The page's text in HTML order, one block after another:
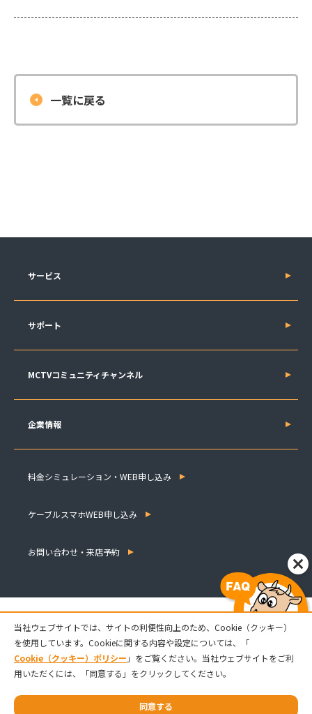
一覧に戻る
サービス
サポート
MCTVコミュニティチャンネル
企業情報
料金シミュレーション・WEB申し込み
ケーブルスマホWEB申し込み
お問い合わせ・来店予約
© 2021 Matsusaka CATV Station Co.,Ltd.
当社ウェブサイトでは、サイトの利便性向上のため、Cookie（クッキー）
を使用しています。Cookieに関する内容や設定については、「
Cookie（クッキー）ポリシー 」をご覧ください。当社ウェブサイトをご利
用いただくには、「同意する」をクリックしてください。
同意する